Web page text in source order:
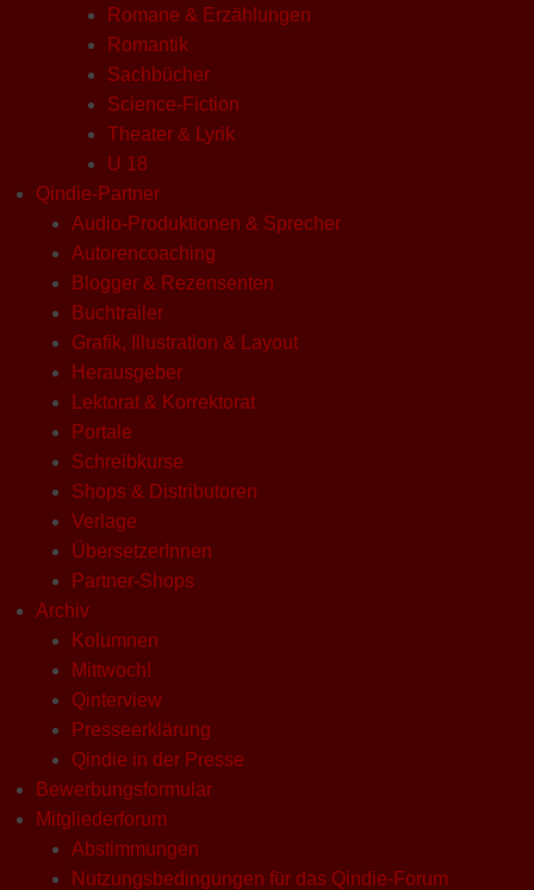
Romane & Erzählungen
Romantik
Sachbücher
Science-Fiction
Theater & Lyrik
U 18
Qindie-Partner
Audio-Produktionen & Sprecher
Autorencoaching
Blogger & Rezensenten
Buchtrailer
Grafik, Illustration & Layout
Herausgeber
Lektorat & Korrektorat
Portale
Schreibkurse
Shops & Distributoren
Verlage
ÜbersetzerInnen
Partner-Shops
Archiv
Kolumnen
Mittwoch!
Qinterview
Presseerklärung
Qindie in der Presse
Bewerbungsformular
Mitgliederforum
Abstimmungen
Nutzungsbedingungen für das Qindie-Forum